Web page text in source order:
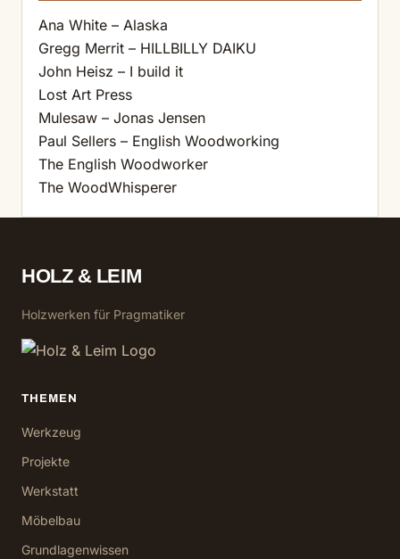
Ana White – Alaska
Gregg Merrit – HILLBILLY DAIKU
John Heisz – I build it
Lost Art Press
Mulesaw – Jonas Jensen
Paul Sellers – English Woodworking
The English Woodworker
The WoodWhisperer
HOLZ & LEIM
Holzwerken für Pragmatiker
THEMEN
Werkzeug
Projekte
Werkstatt
Möbelbau
Grundlagenwissen